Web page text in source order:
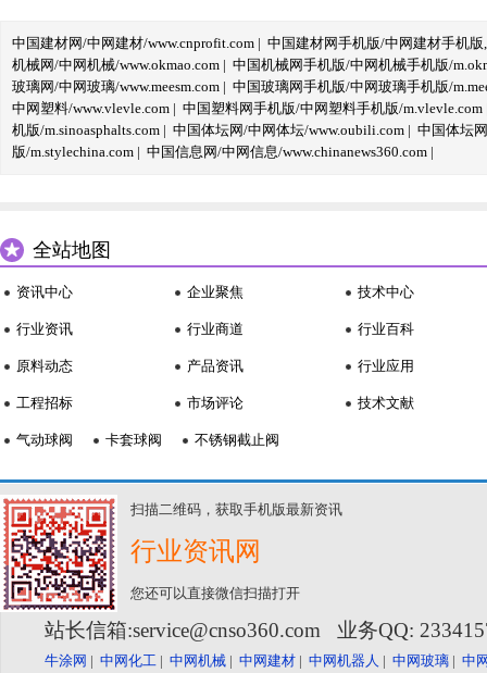
中国建材网/中网建材/www.cnprofit.com | 中国建材网手机版/中网建材手机版
机械网/中网机械/www.okmao.com | 中国机械网手机版/中网机械手机版/
玻璃网/中网玻璃/www.meesm.com | 中国玻璃网手机版/中网玻璃手机版/
中网塑料/www.vlevle.com | 中国塑料网手机版/中网塑料手机版/m.vlevle.com
机版/m.sinoasphalts.com | 中国体坛网/中网体坛/www.oubili.com | 中国体坛
版/m.stylechina.com | 中国信息网/中网信息/www.chinanews360.com |
全站地图
资讯中心
行业资讯
原料动态
工程招标
企业聚焦
行业商道
产品资讯
市场评论
技术中心
行业百科
行业应用
技术文献
气动球阀 卡套球阀 不锈钢截止阀
扫描二维码，获取手机版最新资讯
行业资讯网
您还可以直接微信扫描打开
站长信箱:service@cnso360.com 业务QQ:
牛涂网 | 中网化工 | 中网机械 | 中网建材 | 中网机器人 | 中网玻璃 | 中